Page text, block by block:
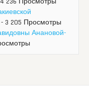
- 3 205 Просмотры
Анановой-